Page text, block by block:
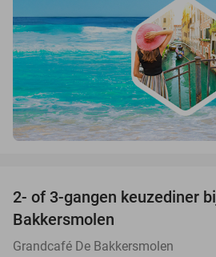
2- of 3-gangen keuzediner
Bakkersmolen
Grandcafé De Bakkersmolen